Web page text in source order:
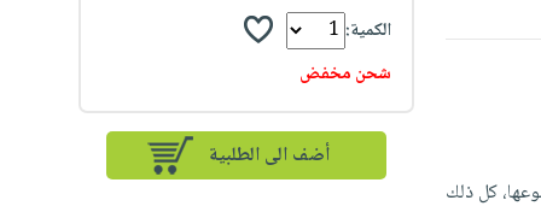
كل ذلك
الكمية:
شحن مخفض
أضف الى الطلبية